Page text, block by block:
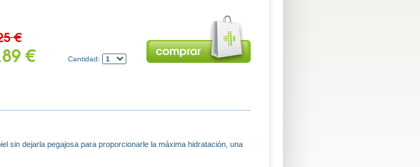
€
€ Cantidad:
sin dejarla pegajosa para proporcionarle la máxima hidratación, una